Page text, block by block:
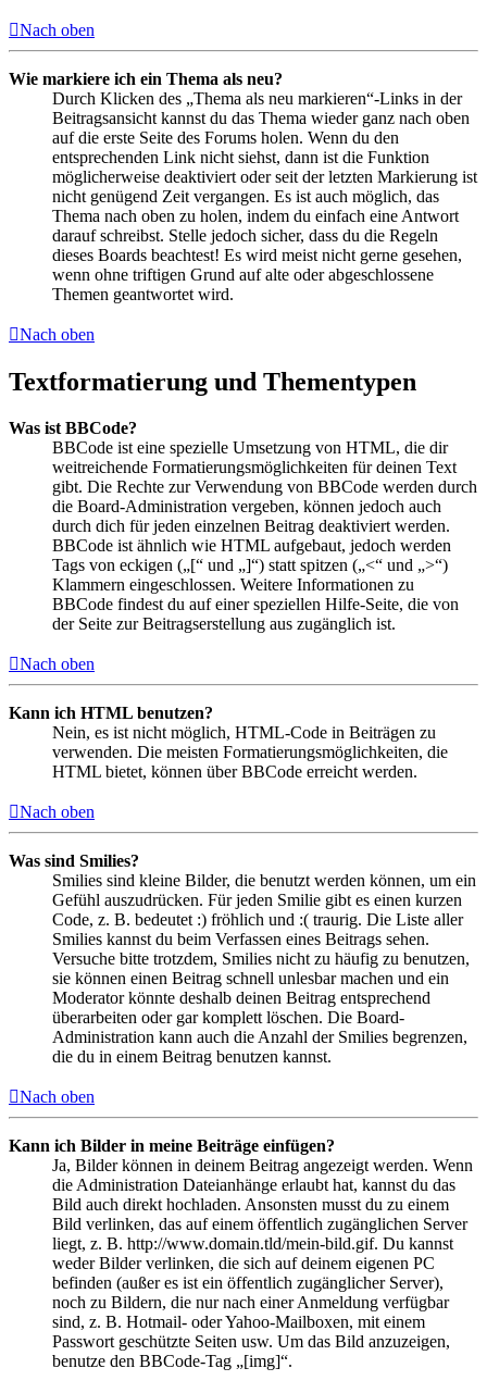
Nach oben
Wie markiere ich ein Thema als neu?
Durch Klicken des „Thema als neu markieren“-Links in der
Beitragsansicht kannst du das Thema wieder ganz nach oben
auf die erste Seite des Forums holen. Wenn du den
entsprechenden Link nicht siehst, dann ist die Funktion
möglicherweise deaktiviert oder seit der letzten Markierung ist
nicht genügend Zeit vergangen. Es ist auch möglich, das
Thema nach oben zu holen, indem du einfach eine Antwort
darauf schreibst. Stelle jedoch sicher, dass du die Regeln
dieses Boards beachtest! Es wird meist nicht gerne gesehen,
wenn ohne triftigen Grund auf alte oder abgeschlossene
Themen geantwortet wird.
Nach oben
Textformatierung und Thementypen
Was ist BBCode?
BBCode ist eine spezielle Umsetzung von HTML, die dir
weitreichende Formatierungsmöglichkeiten für deinen Text
gibt. Die Rechte zur Verwendung von BBCode werden durch
die Board-Administration vergeben, können jedoch auch
durch dich für jeden einzelnen Beitrag deaktiviert werden.
BBCode ist ähnlich wie HTML aufgebaut, jedoch werden
Tags von eckigen („[“ und „]“) statt spitzen („<“ und „>“)
Klammern eingeschlossen. Weitere Informationen zu
BBCode findest du auf einer speziellen Hilfe-Seite, die von
der Seite zur Beitragserstellung aus zugänglich ist.
Nach oben
Kann ich HTML benutzen?
Nein, es ist nicht möglich, HTML-Code in Beiträgen zu
verwenden. Die meisten Formatierungsmöglichkeiten, die
HTML bietet, können über BBCode erreicht werden.
Nach oben
Was sind Smilies?
Smilies sind kleine Bilder, die benutzt werden können, um ein
Gefühl auszudrücken. Für jeden Smilie gibt es einen kurzen
Code, z. B. bedeutet :) fröhlich und :( traurig. Die Liste aller
Smilies kannst du beim Verfassen eines Beitrags sehen.
Versuche bitte trotzdem, Smilies nicht zu häufig zu benutzen,
sie können einen Beitrag schnell unlesbar machen und ein
Moderator könnte deshalb deinen Beitrag entsprechend
überarbeiten oder gar komplett löschen. Die Board-
Administration kann auch die Anzahl der Smilies begrenzen,
die du in einem Beitrag benutzen kannst.
Nach oben
Kann ich Bilder in meine Beiträge einfügen?
Ja, Bilder können in deinem Beitrag angezeigt werden. Wenn
die Administration Dateianhänge erlaubt hat, kannst du das
Bild auch direkt hochladen. Ansonsten musst du zu einem
Bild verlinken, das auf einem öffentlich zugänglichen Server
liegt, z. B. http://www.domain.tld/mein-bild.gif. Du kannst
weder Bilder verlinken, die sich auf deinem eigenen PC
befinden (außer es ist ein öffentlich zugänglicher Server),
noch zu Bildern, die nur nach einer Anmeldung verfügbar
sind, z. B. Hotmail- oder Yahoo-Mailboxen, mit einem
Passwort geschützte Seiten usw. Um das Bild anzuzeigen,
benutze den BBCode-Tag „[img]“.